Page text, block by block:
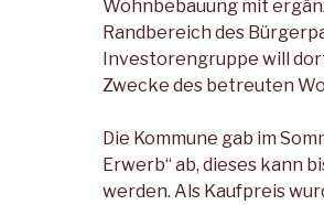
Wohnbebauung mit
Randbereich des
Investorengruppe will
Zwecke des betreuten
Die Kommune gab im
Erwerb“ ab, dieses kann
werden. Als Kaufpreis